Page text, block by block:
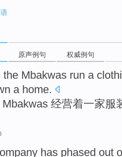
原声例句 权威例句
the Mbakwas run a
a home.
Mbakwas 经营着一家服
has phased out